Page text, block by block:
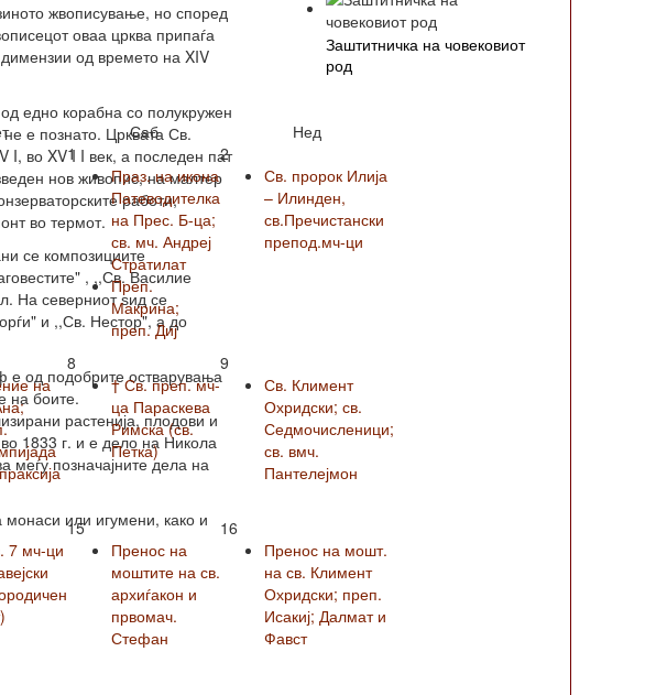
жвописување, но според
оваа црква припаѓа
од времето на XIV
едно корабна со полукружен
е познато. Црквата Св.
I, во XV I I век, а последен пат
нов живопис, на малтер
работи,
во термот.
се композициите
, ,,Св. Василие
На северниот ѕид се
и ,,Св. Нестор", а до
е од подобрите остварувања
на боите.
растенија, плодови и
1833 г. и е дело на Никола
меѓу позначајните дела на
монаси или игумени, како и
Саб
Нед
1
Праз. на икона
Патеводителка
на Прес. Б-ца;
св. мч. Андреј
Стратилат
Преп.
Макрина;
преп. Диј
2
Св. пророк Илија
– Илинден,
св.Пречистански
препод.мч-ци
на
8
† Св. преп. мч-
ца Параскева
Римска (св.
Петка)
9
Св. Климент
Охридски; св.
Седмочисленици;
св. вмч.
Пантелејмон
7 мч-ци
15
Пренос на
моштите на св.
архиѓакон и
првомач.
Стефан
16
Пренос на мошт.
на св. Климент
Охридски; преп.
Исакиј; Далмат и
Фавст
Заштитничка на човековиот
род